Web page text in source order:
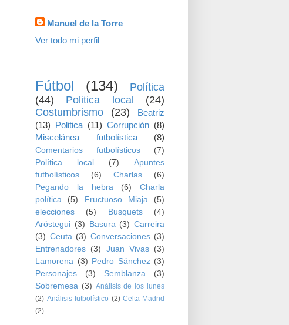
Manuel de la Torre
Ver todo mi perfil
Fútbol (134)
Política
(44)
Politica local
(24)
Costumbrismo
(23)
Beatriz
(13) Politica (11) Corrupción (8)
Miscelánea futbolística
(8)
Comentarios futbolísticos
(7)
Política local
(7)
Apuntes
futbolísticos
(6) Charlas
(6)
Pegando la hebra
(6)
Charla
política
(5) Fructuoso Miaja
(5)
elecciones
(5) Busquets
(4)
Aróstegui (3) Basura (3) Carreira
(3) Ceuta (3) Conversaciones (3)
Entrenadores (3) Juan Vivas
(3)
Lamorena (3) Pedro Sánchez (3)
Personajes
(3) Semblanza
(3)
Sobremesa (3) Análisis de los lunes
(2) Análisis futbolístico (2) Celta-Madrid
(2)